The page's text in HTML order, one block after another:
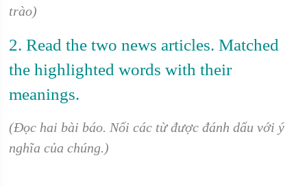
trào)
2. Read the two news articles. Matched
the highlighted words with their
meanings.
(Đọc hai bài báo. Nối các từ được đánh dấu với ý
nghĩa của chúng.)